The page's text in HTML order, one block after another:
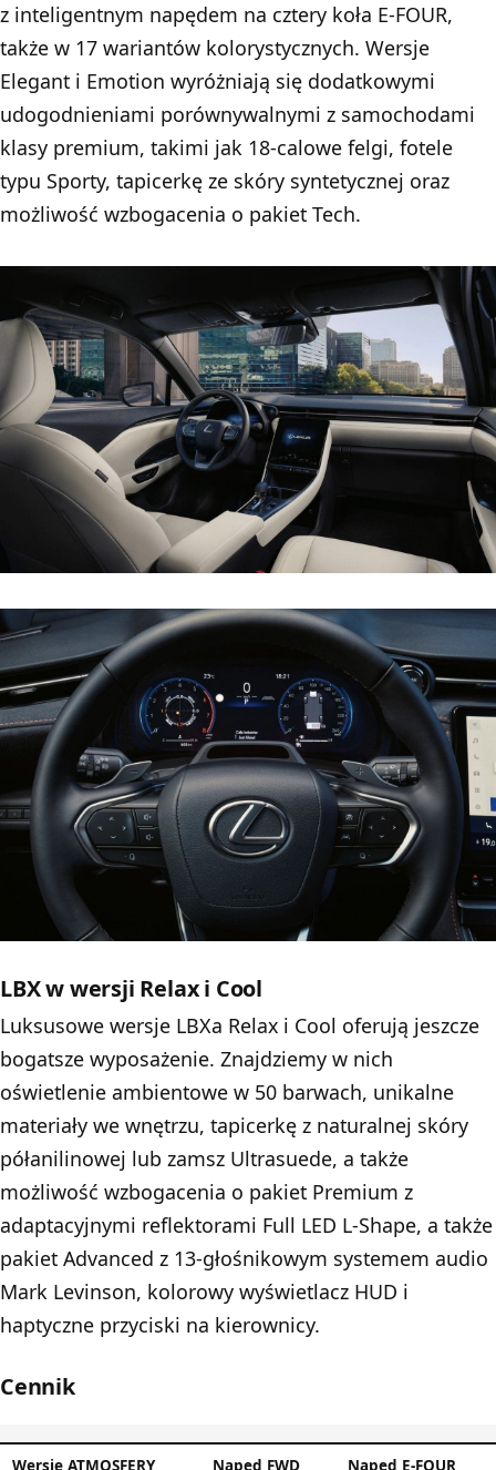
z inteligentnym napędem na cztery koła E-FOUR,
także w 17 wariantów kolorystycznych. Wersje
Elegant i Emotion wyróżniają się dodatkowymi
udogodnieniami porównywalnymi z samochodami
klasy premium, takimi jak 18-calowe felgi, fotele
typu Sporty, tapicerkę ze skóry syntetycznej oraz
możliwość wzbogacenia o pakiet Tech.
LBX w wersji Relax i Cool
Luksusowe wersje LBXa Relax i Cool oferują jeszcze
bogatsze wyposażenie. Znajdziemy w nich
oświetlenie ambientowe w 50 barwach, unikalne
materiały we wnętrzu, tapicerkę z naturalnej skóry
półanilinowej lub zamsz Ultrasuede, a także
możliwość wzbogacenia o pakiet Premium z
adaptacyjnymi reflektorami Full LED L-Shape, a także
pakiet Advanced z 13-głośnikowym systemem audio
Mark Levinson, kolorowy wyświetlacz HUD i
haptyczne przyciski na kierownicy.
Cennik
Wersje ATMOSFERY Napęd FWD Napęd E-FOUR